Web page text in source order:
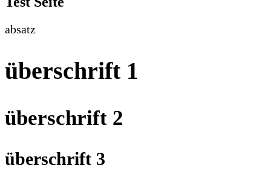
absatz
überschrift 1
überschrift 2
überschrift 3